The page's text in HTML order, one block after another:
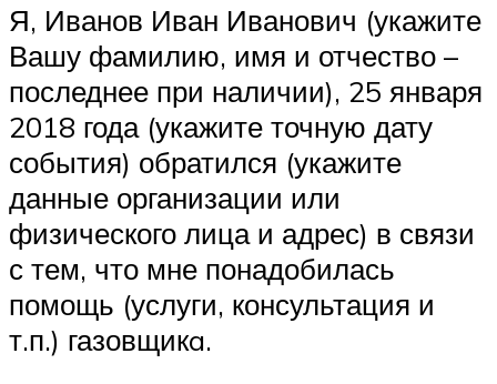
Я, Иванов Иван Иванович (укажите
Вашу фамилию, имя и отчество –
последнее при наличии), 25 января
2018 года (укажите точную дату
события) обратился (укажите
данные организации или
физического лица и адрес) в связи
с тем, что мне понадобилась
помощь (услуги, консультация и
т.п.) газовщикa.